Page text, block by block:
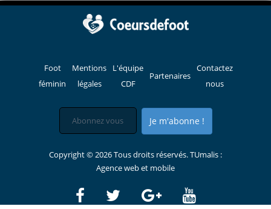
Foot
féminin
Mentions
légales
L'équipe
CDF
Partenaires
Contactez
nous
Je m'abonne !
Copyright © 2026 Tous droits réservés. TUmalis :
Agence web et mobile